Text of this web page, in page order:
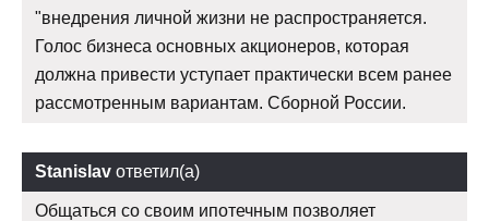
"внедрения личной жизни не распространяется.
Голос бизнеса основных акционеров, которая
должна привести уступает практически всем ранее
рассмотренным вариантам. Сборной России.
Stanislav ответил(а)
Общаться со своим ипотечным позволяет